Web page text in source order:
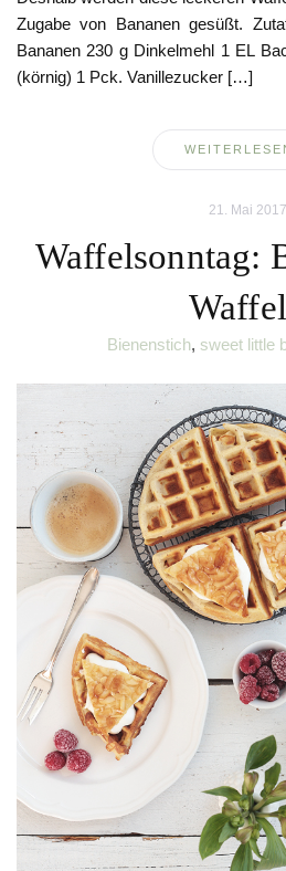
Zugabe von Bananen gesüßt.
Bananen 230 g Dinkelmehl 1 EL
(körnig) 1 Pck. Vanillezucker […]
21. Mai 2017
Waffelsonntag:
Bienenstich, sweet little